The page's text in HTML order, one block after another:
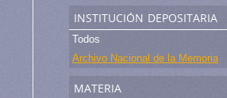
institución depositaria
Todos
Archivo Nacional de la Memoria
materia